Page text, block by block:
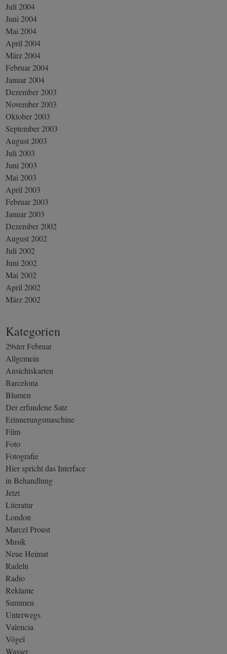
Juli 2004
Juni 2004
Mai 2004
April 2004
März 2004
Februar 2004
Januar 2004
Dezember 2003
November 2003
Oktober 2003
September 2003
August 2003
Juli 2003
Juni 2003
Mai 2003
April 2003
Februar 2003
Januar 2003
Dezember 2002
August 2002
Juli 2002
Juni 2002
Mai 2002
April 2002
März 2002
Kategorien
29ster Februar
Allgemein
Ansichtskarten
Barcelona
Blumen
Der erfundene Satz
Erinnerungsmaschine
Film
Foto
Fotografie
Hier spricht das Interface
in Behandlung
Jetzt
Literatur
London
Marcel Proust
Musik
Neue Heimat
Radeln
Radio
Reklame
Summen
Unterwegs
Valencia
Vögel
Wasser